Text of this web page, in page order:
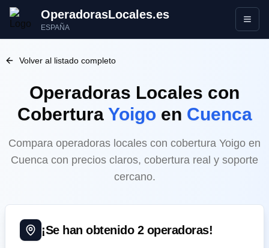
OperadorasLocales.es
ESPAÑA Abrir
Volver al listado completo
Operadoras Locales con
Cobertura Yoigoen Cuenca
Compara operadoras locales con cobertura Yoigo en
Cuenca con precios claros, cobertura real y soporte
cercano.
¡Se han obtenido 2operadoras!